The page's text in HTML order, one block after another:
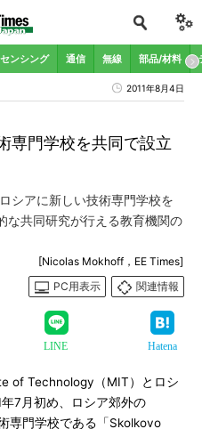
センシング 通信 無線 部品/材料
2011年8月4日
専門学校を共同で設立
シアに新しい技術専門学校を
な共同研究が行える教育機関の
[Nicolas Mokhoff，EE Times]
PC用表示
関連情報
LINE Hatena
of Technology（MIT）とロシ
7月初め、ロシア郊外の
専門学校である「Skolkovo